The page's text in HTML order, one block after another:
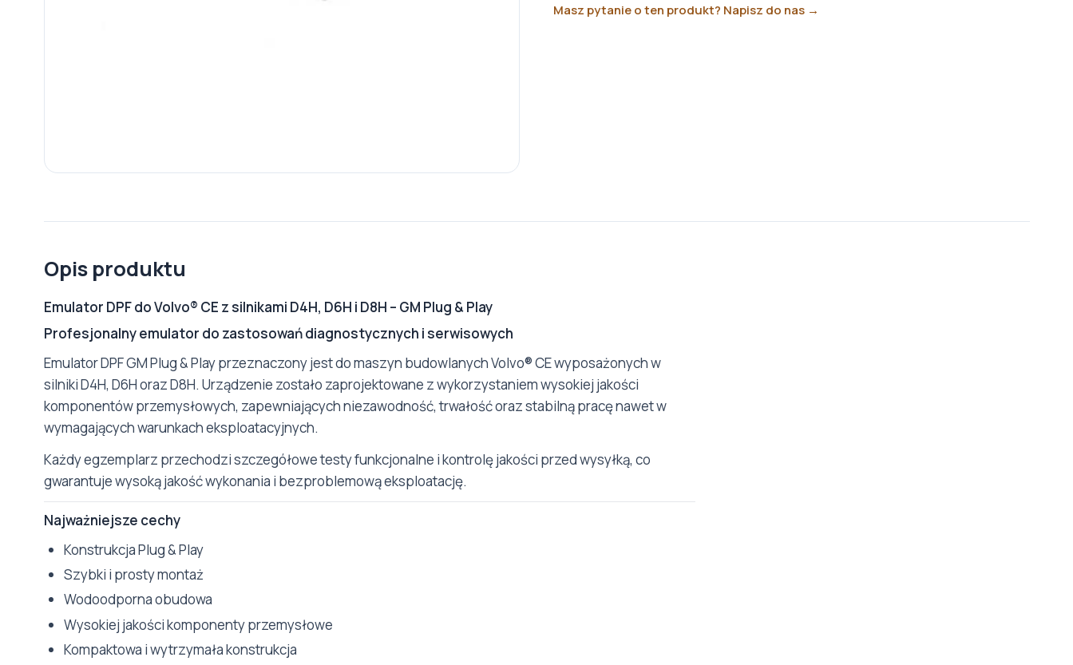
Masz pytanie o ten produkt? Napisz do nas →
Opis produktu
Emulator DPF do Volvo® CE z silnikami D4H, D6H i D8H – GM Plug & Play
Profesjonalny emulator do zastosowań diagnostycznych i serwisowych
Emulator DPF GM Plug & Play przeznaczony jest do maszyn budowlanych Volvo® CE wyposażonych w
silniki D4H, D6H oraz D8H. Urządzenie zostało zaprojektowane z wykorzystaniem wysokiej jakości
komponentów przemysłowych, zapewniających niezawodność, trwałość oraz stabilną pracę nawet w
wymagających warunkach eksploatacyjnych.
Każdy egzemplarz przechodzi szczegółowe testy funkcjonalne i kontrolę jakości przed wysyłką, co
gwarantuje wysoką jakość wykonania i bezproblemową eksploatację.
Najważniejsze cechy
Konstrukcja Plug & Play
Szybki i prosty montaż
Wodoodporna obudowa
Wysokiej jakości komponenty przemysłowe
Kompaktowa i wytrzymała konstrukcja